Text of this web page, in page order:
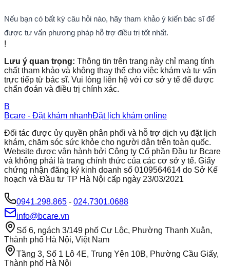
Nếu bạn có bất kỳ câu hỏi nào, hãy tham khảo ý kiến bác sĩ để
được tư vấn phương pháp hỗ trợ điều trị tốt nhất.
!
Lưu ý quan trọng: Thông tin trên trang này chỉ mang tính
chất tham khảo và không thay thế cho việc khám và tư vấn
trực tiếp từ bác sĩ. Vui lòng liên hệ với cơ sở y tế để được
chẩn đoán và điều trị chính xác.
B
Bcare - Đặt khám nhanhĐặt lịch khám online
Đối tác được ủy quyền phân phối và hỗ trợ dịch vụ đặt lịch
khám, chăm sóc sức khỏe cho người dân trên toàn quốc.
Website được vận hành bởi Công ty Cổ phần Đầu tư Bcare
và không phải là trang chính thức của các cơ sở y tế. Giấy
chứng nhận đăng ký kinh doanh số 0109564614 do Sở Kế
hoạch và Đầu tư TP Hà Nội cấp ngày 23/03/2021
0941.298.865 - 024.7301.0688
info@bcare.vn
Số 6, ngách 3/149 phố Cự Lộc, Phường Thanh Xuân,
Thành phố Hà Nội, Việt Nam
Tầng 3, Số 1 Lô 4E, Trung Yên 10B, Phường Cầu Giấy,
Thành phố Hà Nội